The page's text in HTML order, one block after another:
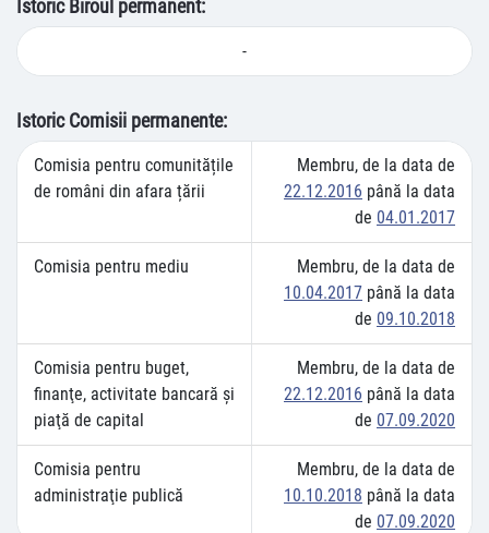
Istoric Biroul permanent:
-
Istoric Comisii permanente:
Comisia pentru comunitățile
de români din afara țării
Membru, de la data de
22.12.2016 până la data
de 04.01.2017
Comisia pentru mediu
Membru, de la data de
10.04.2017 până la data
de 09.10.2018
Comisia pentru buget,
finanţe, activitate bancară şi
piaţă de capital
Membru, de la data de
22.12.2016 până la data
de 07.09.2020
Comisia pentru
administraţie publică
Membru, de la data de
10.10.2018 până la data
de 07.09.2020